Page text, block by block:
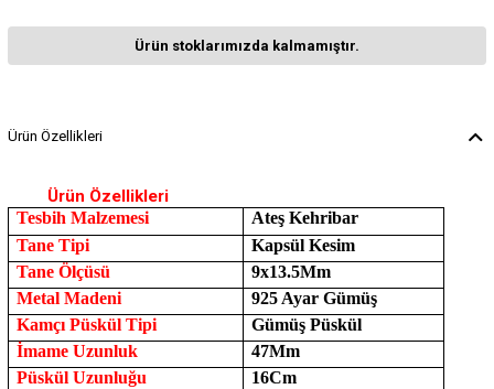
Ürün stoklarımızda kalmamıştır.
Ürün Özellikleri
Ürün Özellikleri
Tesbih Malzemesi
Ateş Kehribar
Tane Tipi
Kapsül Kesim
Tane Ölçüsü
9x13.5Mm
Metal Madeni
925 Ayar Gümüş
Kamçı Püskül Tipi
Gümüş Püskül
İmame Uzunluk
47Mm
Püskül Uzunluğu
16Cm